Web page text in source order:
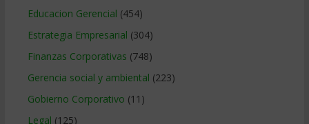
Educacion Gerencial (454)
Estrategia Empresarial (304)
Finanzas Corporativas (748)
Gerencia social y ambiental (223)
Gobierno Corporativo (11)
Legal (125)